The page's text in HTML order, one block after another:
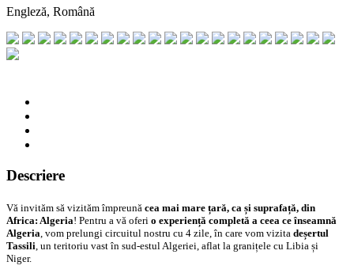
Engleză, Română
Descriere
Vă invităm să vizităm împreună cea mai mare țară, ca și suprafață, din
Africa: Algeria! Pentru a vă oferi o experiență completă a ceea ce înseamnă
Algeria , vom prelungi circuitul nostru cu 4 zile, în care vom vizita deșertul
Tassili , un teritoriu vast în sud-estul Algeriei, aflat la granițele cu Libia și
Niger.